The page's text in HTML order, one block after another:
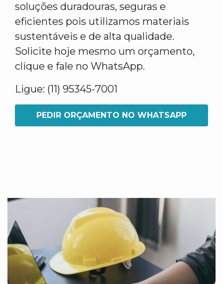
soluções duradouras, seguras e
eficientes pois utilizamos materiais
sustentáveis e de alta qualidade.
Solicite hoje mesmo um orçamento,
clique e fale no WhatsApp.
Ligue: (11) 95345-7001
PEDIR ORÇAMENTO NO WHATSAPP